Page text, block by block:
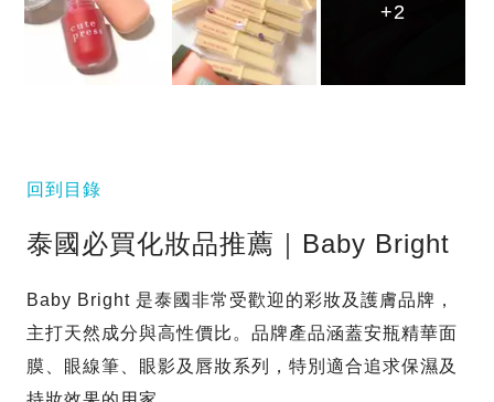
+2
+2
+2
回到目錄
泰國必買化妝品推薦｜Baby Bright
Baby Bright 是泰國非常受歡迎的彩妝及護膚品牌，
主打天然成分與高性價比。品牌產品涵蓋安瓶精華面
膜、眼線筆、眼影及唇妝系列，特別適合追求保濕及